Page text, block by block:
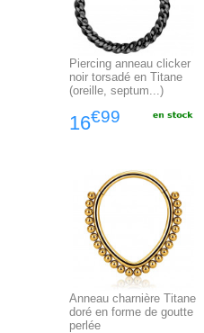
Piercing anneau clicker
noir torsadé en Titane
(oreille, septum...)
16€99
Anneau charnière Titane
doré en forme de goutte
perlée